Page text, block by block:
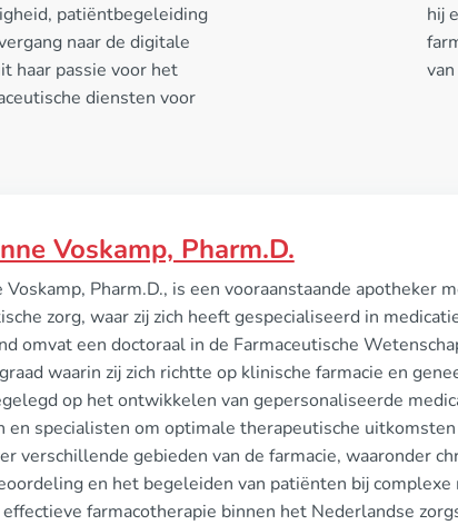
patiëntbegeleiding
naar de digitale
haar passie voor het
diensten voor
hij
Voskamp, Pharm.D.
Voskamp, Pharm.D., is een vooraanstaande apotheker
zorg, waar zij zich heeft gespecialiseerd in
omvat een doctoraal in de Farmaceutische
waarin zij zich richtte op klinische farmacie en
op het ontwikkelen van gepersonaliseerde
en specialisten om optimale therapeutische
verschillende gebieden van de farmacie, waaronder
en het begeleiden van patiënten bij
farmacotherapie binnen het Nederlandse